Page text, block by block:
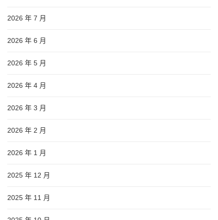
2026 年 7 月
2026 年 6 月
2026 年 5 月
2026 年 4 月
2026 年 3 月
2026 年 2 月
2026 年 1 月
2025 年 12 月
2025 年 11 月